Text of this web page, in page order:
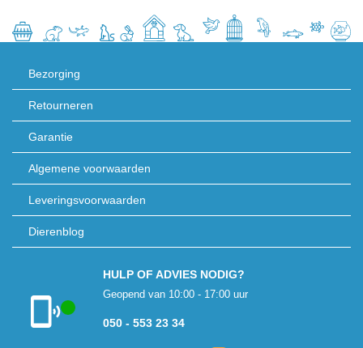
Bezorging
Retourneren
Garantie
Algemene voorwaarden
Leveringsvoorwaarden
Dierenblog
Klantenservice
HULP OF ADVIES NODIG?
Geopend van 10:00 - 17:00 uur
050 - 553 23 34